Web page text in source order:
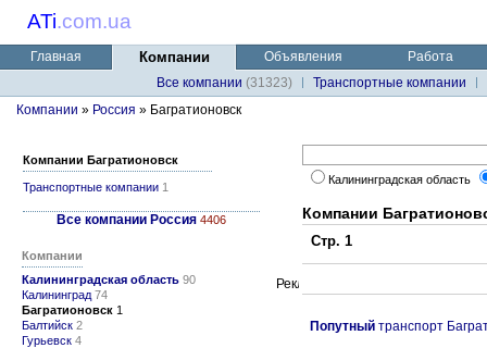
ATi.com.ua
Главная Компании Объявления
Работа
Все компании (31323)
Транспортные компании
Компании » Россия » Багратионовск
Компании Багратионовск
Транспортные компании 1
Все компании Россия 4406
Компании
Калининградская область 90
Калининград 74
Багратионовск 1
Балтийск 2
Гурьевск 4
Калининградская область
Компании
Стр. 1
Попутный транспорт